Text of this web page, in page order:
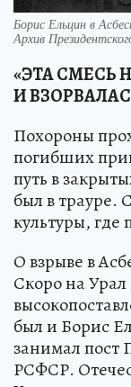
Борис Ельцин в
Архив
«ЭТА СМЕСЬ
И
Похороны
погибших
путь в
был в
культуры,
О взрыве в
Скоро на Урал
был и Борис
занимал пост
РСФСР.